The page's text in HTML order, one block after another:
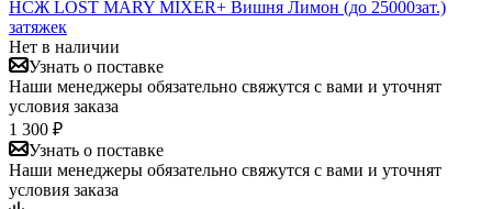
НСЖ LOST MARY MIXER+ Вишня Лимон (до 25000зат.)
затяжек
Нет в наличии
Узнать о поставке
Наши менеджеры обязательно свяжутся с вами и уточнят
условия заказа
1 300 ₽
Узнать о поставке
Наши менеджеры обязательно свяжутся с вами и уточнят
условия заказа